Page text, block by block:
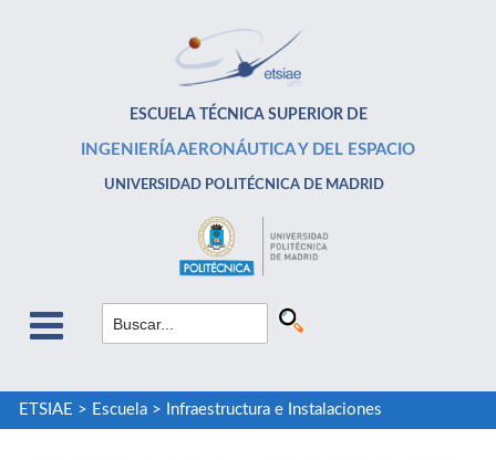
ESCUELA TÉCNICA SUPERIOR DE
INGENIERÍA AERONÁUTICA Y DEL ESPACIO
UNIVERSIDAD POLITÉCNICA DE MADRID
ETSIAE > Escuela> Infraestructura e Instalaciones